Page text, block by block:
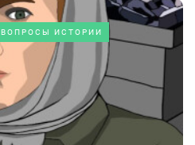
ВОПРОСЫ ИСТОРИИ